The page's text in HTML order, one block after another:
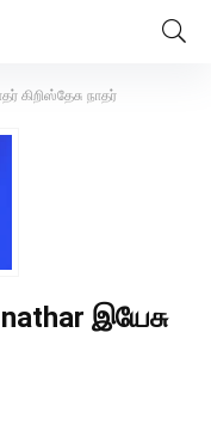
கிறிஸ்தேசு நாதர்
இயேசு